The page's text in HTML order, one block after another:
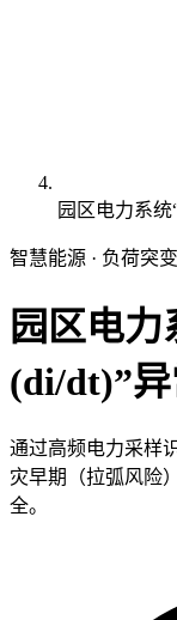
园区电力系
智慧能源 · 负荷突
园区电
(di/dt)”
通过高频电力采样
灾早期（拉弧风险
全。